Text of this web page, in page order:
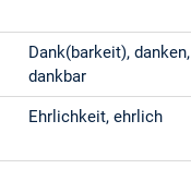
Dank(barkeit), danken,
dankbar
Ehrlichkeit, ehrlich